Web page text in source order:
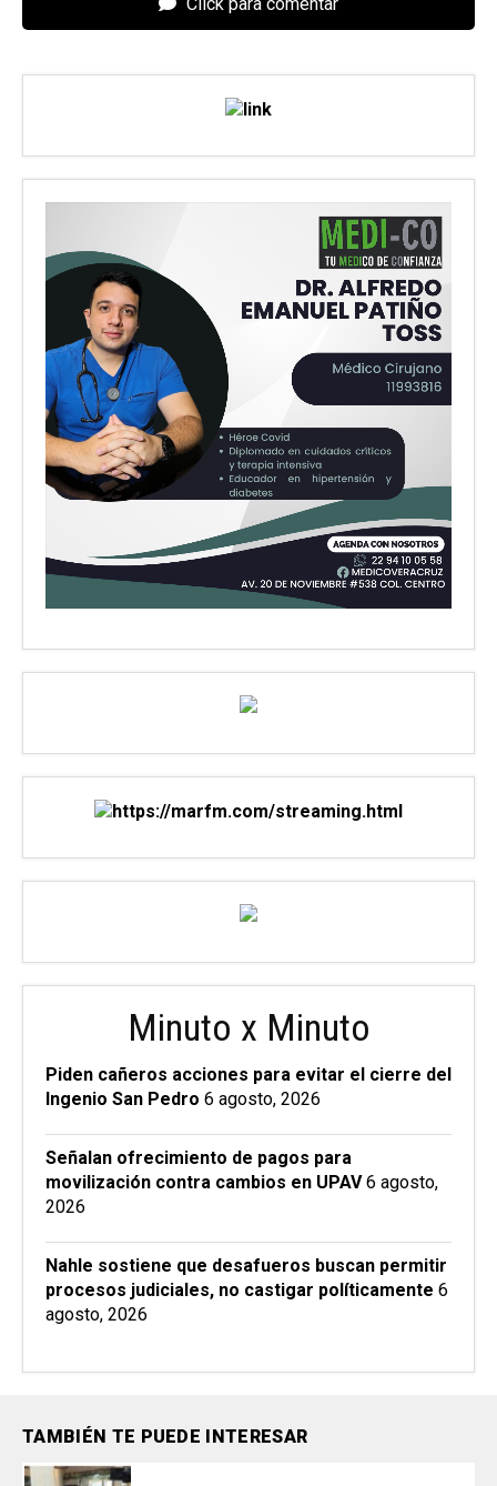
Minuto x Minuto
Piden cañeros acciones para evitar el cierre del
Ingenio San Pedro 6 agosto, 2026
Señalan ofrecimiento de pagos para
movilización contra cambios en UPAV 6 agosto,
2026
Nahle sostiene que desafueros buscan permitir
procesos judiciales, no castigar políticamente 6
agosto, 2026
TAMBIÉN TE PUEDE INTERESAR